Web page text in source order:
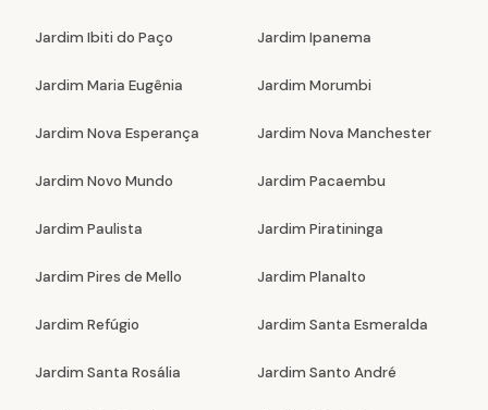
Jardim Ibiti do Paço Jardim Ipanema
Jardim Maria Eugênia Jardim Morumbi
Jardim Nova Esperança Jardim Nova Manchester
Jardim Novo Mundo Jardim Pacaembu
Jardim Paulista Jardim Piratininga
Jardim Pires de Mello Jardim Planalto
Jardim Refúgio Jardim Santa Esmeralda
Jardim Santa Rosália Jardim Santo André